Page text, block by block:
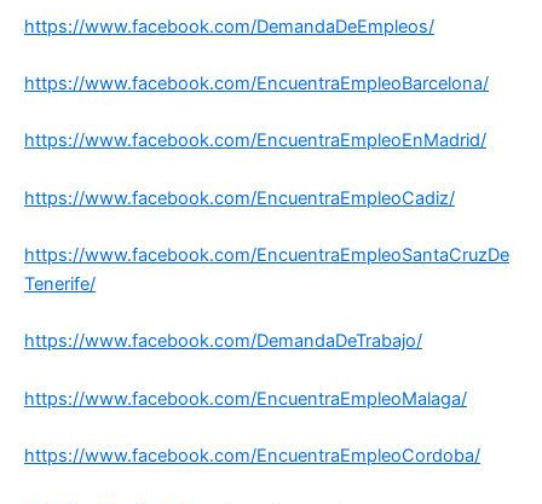
https://www.facebook.com/DemandaDeEmpleos/
https://www.facebook.com/EncuentraEmpleoBarcelona/
https://www.facebook.com/EncuentraEmpleoEnMadrid/
https://www.facebook.com/EncuentraEmpleoCadiz/
https://www.facebook.com/EncuentraEmpleoSantaCruzDe
Tenerife/
https://www.facebook.com/DemandaDeTrabajo/
https://www.facebook.com/EncuentraEmpleoMalaga/
https://www.facebook.com/EncuentraEmpleoCordoba/